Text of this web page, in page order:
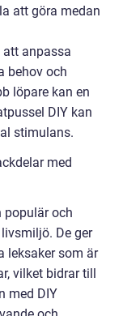
att göra medan
anpassa
behov och
löpare kan en
DIY kan
stimulans.
med
populär och
De ger
leksaker som är
vilket bidrar till
med DIY